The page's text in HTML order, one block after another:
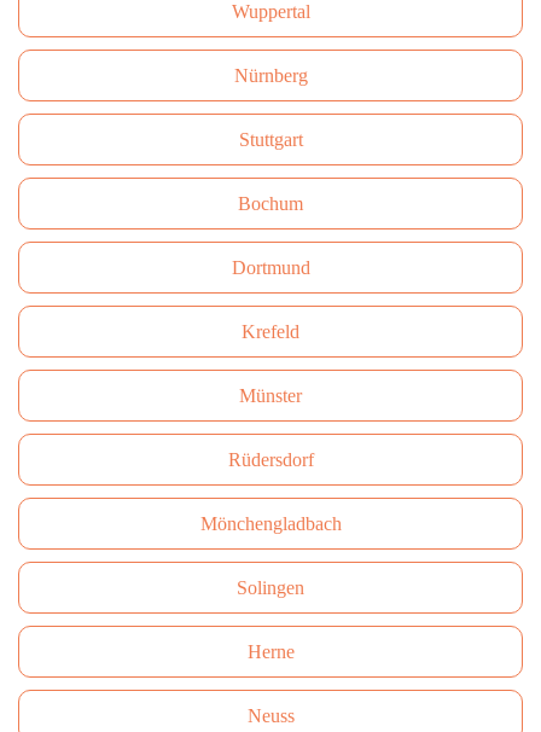
Wuppertal
Nürnberg
Stuttgart
Bochum
Dortmund
Krefeld
Münster
Rüdersdorf
Mönchengladbach
Solingen
Herne
Neuss